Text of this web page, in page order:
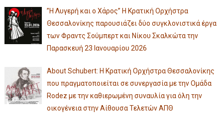
”Η Λυγερή και ο Χάρος” Η Κρατική Ορχήστρα
Θεσσαλονίκης παρουσιάζει δύο συγκλονιστικά έργα
των Φραντς Σούμπερτ και Νίκου Σκαλκώτα την
Παρασκευή 23 Ιανουαρίου 2026
About Schubert: Η Κρατική Ορχήστρα Θεσσαλονίκης
που πραγματοποιείται σε συνεργασία με την Ομάδα
Rodez με την καθιερωμένη συναυλία για όλη την
οικογένεια στην Αίθουσα Τελετών ΑΠΘ